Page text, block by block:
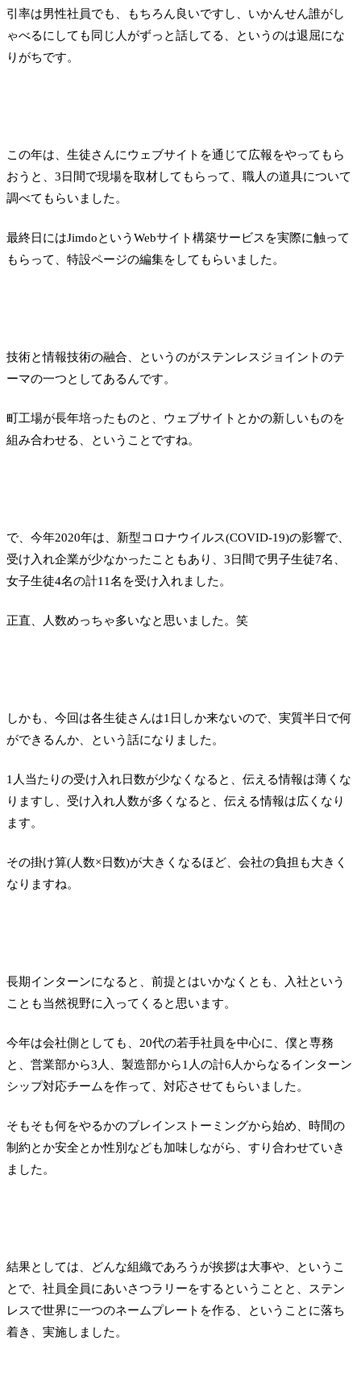
引率は男性社員でも、もちろん良いですし、いかんせん誰がし
ゃべるにしても同じ人がずっと話してる、というのは退屈にな
りがちです。
この年は、生徒さんにウェブサイトを通じて広報をやってもら
おうと、3日間で現場を取材してもらって、職人の道具について
調べてもらいました。
最終日にはJimdoというWebサイト構築サービスを実際に触って
もらって、特設ページの編集をしてもらいました。
技術と情報技術の融合、というのがステンレスジョイントのテ
ーマの一つとしてあるんです。
町工場が長年培ったものと、ウェブサイトとかの新しいものを
組み合わせる、ということですね。
で、今年2020年は、新型コロナウイルス(COVID-19)の影響で、
受け入れ企業が少なかったこともあり、3日間で男子生徒7名、
女子生徒4名の計11名を受け入れました。
正直、人数めっちゃ多いなと思いました。笑
しかも、今回は各生徒さんは1日しか来ないので、実質半日で何
ができるんか、という話になりました。
1人当たりの受け入れ日数が少なくなると、伝える情報は薄くな
りますし、受け入れ人数が多くなると、伝える情報は広くなり
ます。
その掛け算(人数×日数)が大きくなるほど、会社の負担も大きく
なりますね。
長期インターンになると、前提とはいかなくとも、入社という
ことも当然視野に入ってくると思います。
今年は会社側としても、20代の若手社員を中心に、僕と専務
と、営業部から3人、製造部から1人の計6人からなるインターン
シップ対応チームを作って、対応させてもらいました。
そもそも何をやるかのブレインストーミングから始め、時間の
制約とか安全とか性別なども加味しながら、すり合わせていき
ました。
結果としては、どんな組織であろうが挨拶は大事や、というこ
とで、社員全員にあいさつラリーをするということと、ステン
レスで世界に一つのネームプレートを作る、ということに落ち
着き、実施しました。